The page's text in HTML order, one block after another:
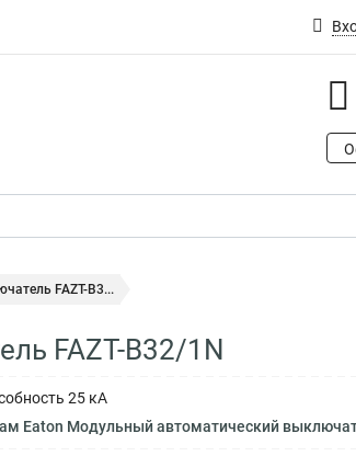
FAZT-B3...
FAZT-B32/1N
25 кА
Eaton Модульный автоматический